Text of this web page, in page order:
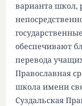
варианта школ,
обеспечивают
перевода
Православная
школа имени
Суздальская